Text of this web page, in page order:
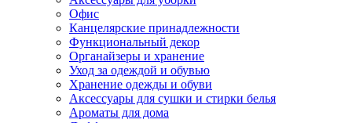
Офис
Канцелярские принадлежности
Функциональный декор
Органайзеры и хранение
Уход за одеждой и обувью
Хранение одежды и обуви
Аксессуары для сушки и стирки белья
Ароматы для дома